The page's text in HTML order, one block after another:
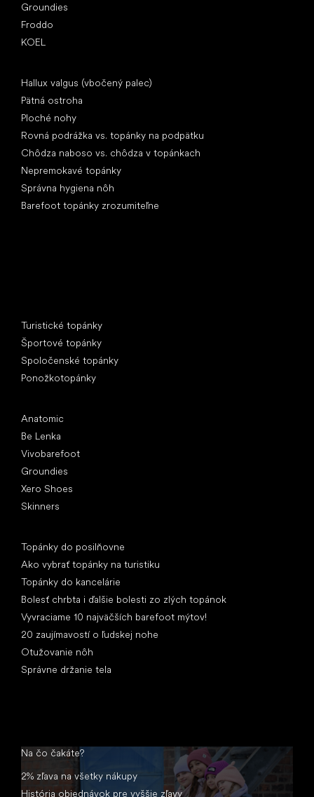
Groundies
Froddo
KOEL
Hallux valgus (vbočený palec)
Pätná ostroha
Ploché nohy
Rovná podrážka vs. topánky na podpätku
Chôdza naboso vs. chôdza v topánkach
Nepremokavé topánky
Správna hygiena nôh
Barefoot topánky zrozumiteľne
Turistické topánky
Športové topánky
Spoločenské topánky
Ponožkotopánky
Anatomic
Be Lenka
Vivobarefoot
Groundies
Xero Shoes
Skinners
Topánky do posilňovne
Ako vybrať topánky na turistiku
Topánky do kancelárie
Bolesť chrbta i ďalšie bolesti zo zlých topánok
Vyvraciame 10 najväčších barefoot mýtov!
20 zaujímavostí o ľudskej nohe
Otužovanie nôh
Správne držanie tela
Na čo čakáte?
2% zľava na všetky nákupy
História objednávok pre vyššie zľavy